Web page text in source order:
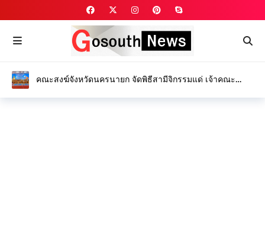
คณะสงฆ์จังหวัดนครนายก จัดพิธีสามีจิกรรมแด่ เจ้าคณะ